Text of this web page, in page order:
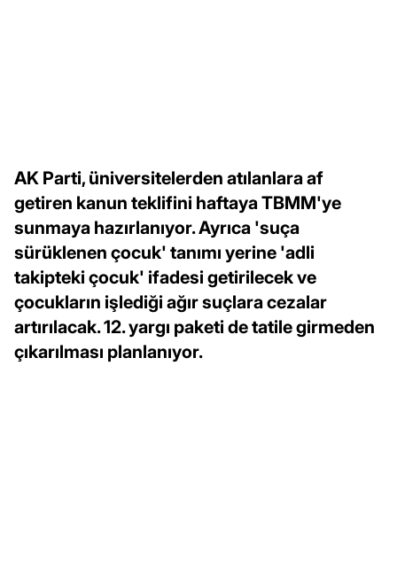
AK Parti, üniversitelerden atılanlara af
getiren kanun teklifini haftaya TBMM'ye
sunmaya hazırlanıyor. Ayrıca 'suça
sürüklenen çocuk' tanımı yerine 'adli
takipteki çocuk' ifadesi getirilecek ve
çocukların işlediği ağır suçlara cezalar
artırılacak. 12. yargı paketi de tatile girmeden
çıkarılması planlanıyor.